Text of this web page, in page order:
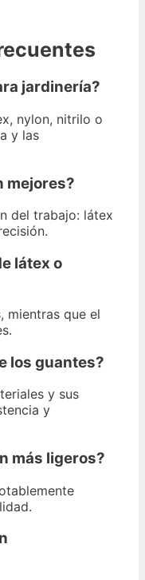
jardinería?
nylon, nitrilo o
y las
mejores?
del trabajo: látex
látex o
mientras que el
los guantes?
y sus
y
más ligeros?